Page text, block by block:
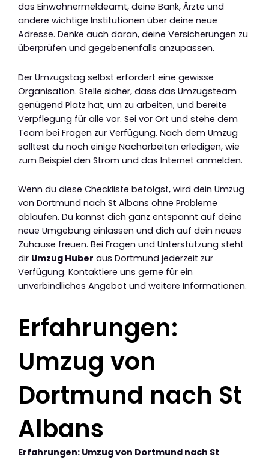
das Einwohnermeldeamt, deine Bank, Ärzte und
andere wichtige Institutionen über deine neue
Adresse. Denke auch daran, deine Versicherungen zu
überprüfen und gegebenenfalls anzupassen.
Der Umzugstag selbst erfordert eine gewisse
Organisation. Stelle sicher, dass das Umzugsteam
genügend Platz hat, um zu arbeiten, und bereite
Verpflegung für alle vor. Sei vor Ort und stehe dem
Team bei Fragen zur Verfügung. Nach dem Umzug
solltest du noch einige Nacharbeiten erledigen, wie
zum Beispiel den Strom und das Internet anmelden.
Wenn du diese Checkliste befolgst, wird dein Umzug
von Dortmund nach St Albans ohne Probleme
ablaufen. Du kannst dich ganz entspannt auf deine
neue Umgebung einlassen und dich auf dein neues
Zuhause freuen. Bei Fragen und Unterstützung steht
dir Umzug Huber aus Dortmund jederzeit zur
Verfügung. Kontaktiere uns gerne für ein
unverbindliches Angebot und weitere Informationen.
Erfahrungen:
Umzug von
Dortmund nach St
Albans
Erfahrungen: Umzug von Dortmund nach St